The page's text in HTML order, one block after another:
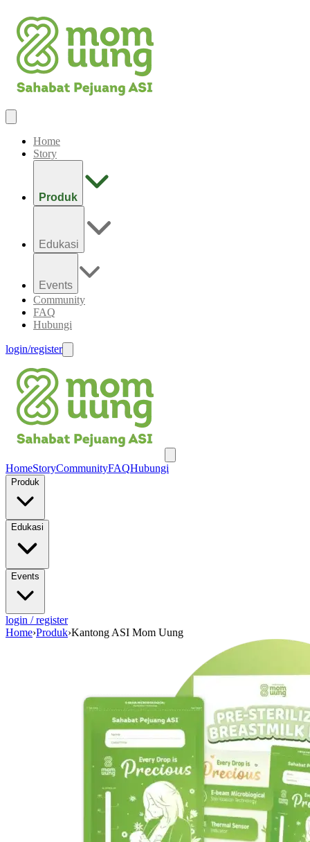
Home
Story
Produk
Edukasi
Events
Community
FAQ
Hubungi
login/register
HomeStoryCommunityFAQHubungi
Produk
Edukasi
Events
login / register
Home›Produk›Kantong ASI Mom Uung